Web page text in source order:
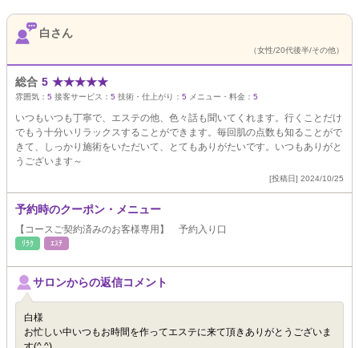
白さん
（女性/20代後半/その他）
総合 5 ★★★★★
雰囲気： 5 接客サービス： 5 技術・仕上がり： 5 メニュー・料金： 5
いつもいつも丁寧で、エステの他、色々話も聞いてくれます。行くことだけ
でもう十分いリラックスすることができます。毎回肌の点数も知ることがで
きて、しっかり施術をいただいて、とてもありがたいです。いつもありがと
うございます～
[投稿日] 2024/10/25
予約時のクーポン・メニュー
【コースご契約済みのお客様専用】 予約入り口
ﾘﾗｸ ｴｽﾃ
サロンからの返信コメント
白様
お忙しい中いつもお時間を作ってエステに来て頂きありがとうございま